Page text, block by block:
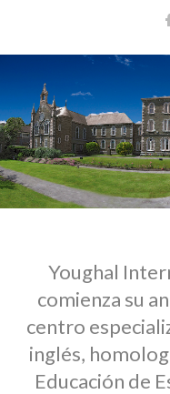
Youghal
comienza su
centro
inglés,
Educación de